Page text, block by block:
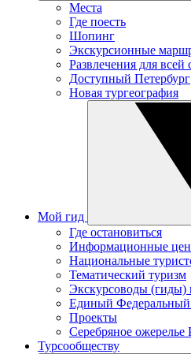
Места
Где поесть
Шопинг
Экскурсионные
Развлечения для всей
Доступный Петербург
Новая тургеография
Мой гид
Где остановиться
Информационные
Национальные
Тематический туризм
Экскурсоводы (гиды)
Единый Федеральный
Проекты
Серебряное ожерелье
Турсообществу